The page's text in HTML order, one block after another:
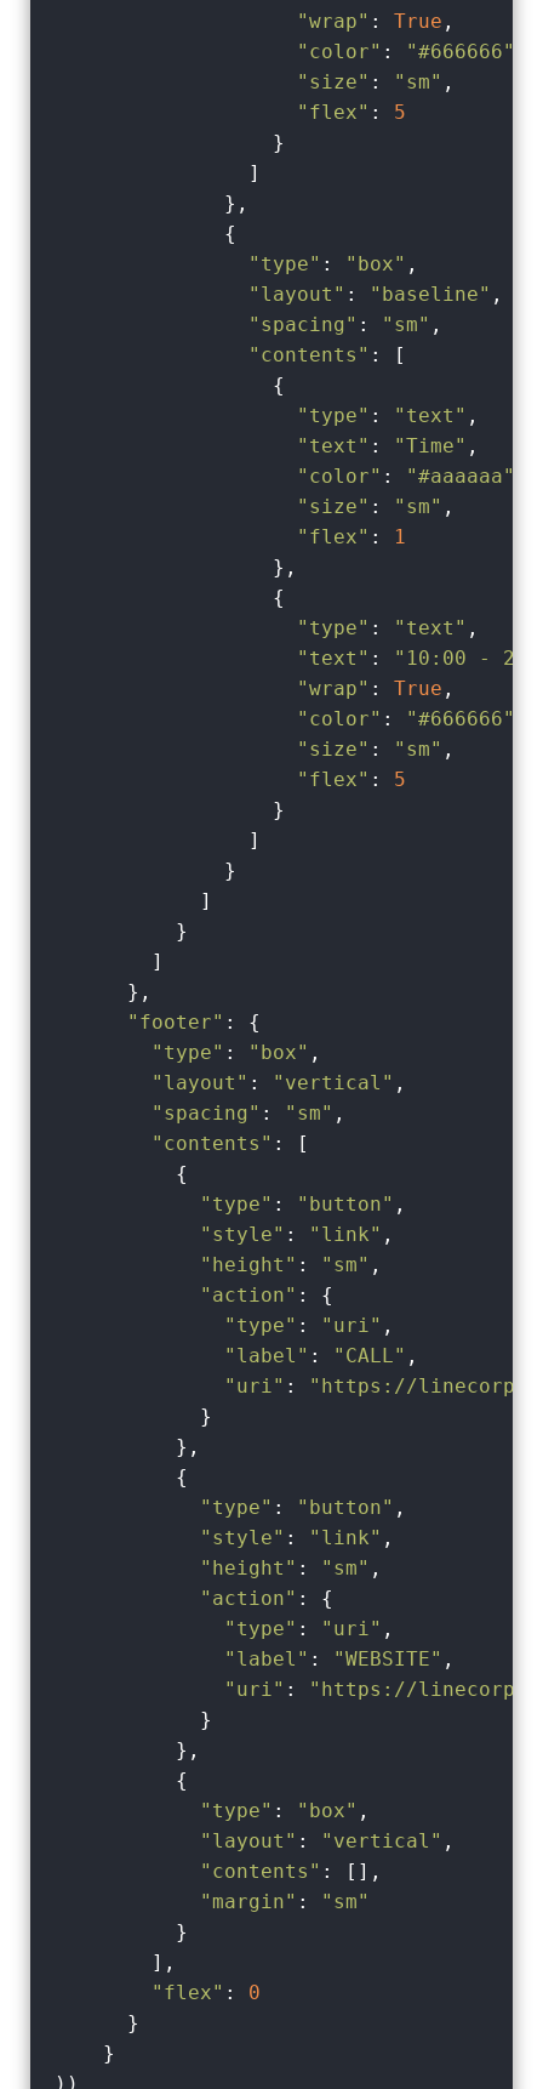
"wrap" : True ,
"color" : "#666666"
"size" : "sm" ,
"flex" : 5
                  }
                ]
              },
              {
"type" : "box" ,
"layout" : "baseline" ,
"spacing" : "sm" ,
"contents" : [
                  {
"type" : "text" ,
"text" : "Time" ,
"color" : "#aaaaaa"
"size" : "sm" ,
"flex" :
1
                  },
                  {
"type" : "text" ,
"text" :
"10:00 -
"wrap" : True ,
"color" : "#666666"
"size" : "sm" ,
"flex" : 5
                  }
                ]
              }
            ]
          }
        ]
      },
"footer" : {
"type" : "box" ,
"layout" : "vertical" ,
"spacing" : "sm" ,
"contents" : [
          {
"type" : "button" ,
"style" : "link" ,
"height" : "sm" ,
"action" : {
"type" : "uri" ,
"label" : "CALL" ,
"uri" :
"https://
            }
          },
          {
"type" : "button" ,
"style" : "link" ,
"height" : "sm" ,
"action" : {
"type" : "uri" ,
"label" : "WEBSITE" ,
"uri" :
"https://
            }
          },
          {
"type" : "box" ,
"layout" : "vertical" ,
"contents" : [],
"margin" :
"sm"
          }
        ],
"flex" : 0
      }
    }